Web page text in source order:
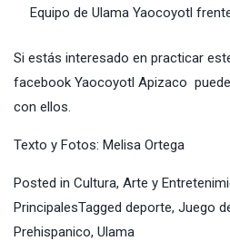
Equipo de Ulama Yaocoyotl
Si estás interesado en practicar
facebook Yaocoyotl Apizaco
con ellos.
Texto y Fotos: Melisa Ortega
Posted in Cultura, Arte y
PrincipalesTagged deporte, Juego
Prehispanico, Ulama